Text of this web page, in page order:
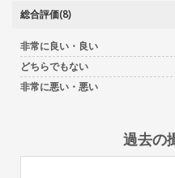
総合評価(8)
非常に良い・良い
どちらでもない
非常に悪い・悪い
過去の